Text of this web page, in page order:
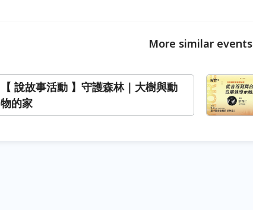
More similar events
【 說故事活動 】守護森林｜大樹與動
物的家